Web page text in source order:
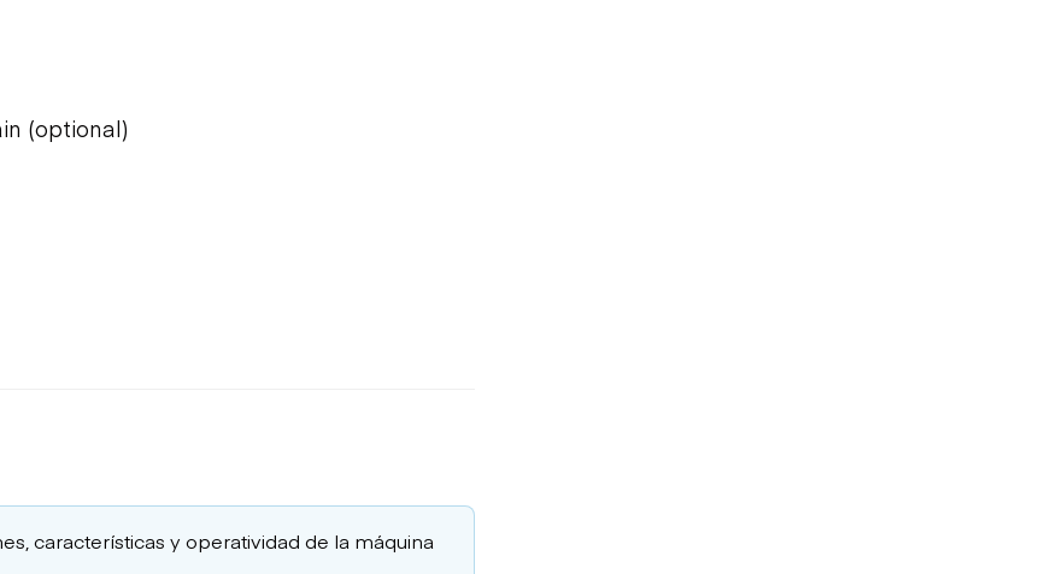
(optional)
características y operatividad de la máquina